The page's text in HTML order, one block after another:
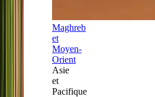
Maghreb
et
Moyen-
Orient
Asie
et
Pacifique